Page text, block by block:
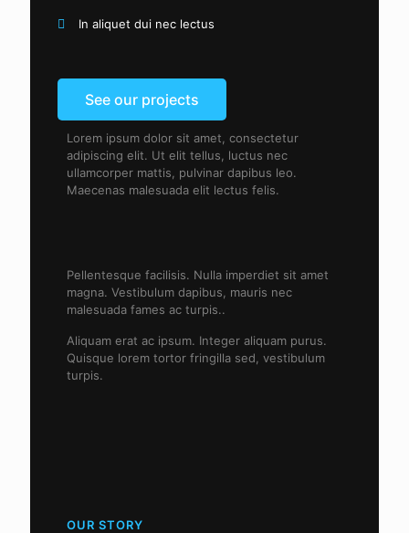
In aliquet dui nec lectus
See our projects
Lorem ipsum dolor sit amet, consectetur
adipiscing elit. Ut elit tellus, luctus nec
ullamcorper mattis, pulvinar dapibus leo.
Maecenas malesuada elit lectus felis.
Pellentesque facilisis. Nulla imperdiet sit amet
magna. Vestibulum dapibus, mauris nec
malesuada fames ac turpis..
Aliquam erat ac ipsum. Integer aliquam purus.
Quisque lorem tortor fringilla sed, vestibulum
turpis.
OUR STORY